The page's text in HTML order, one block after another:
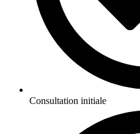
Consultation initiale